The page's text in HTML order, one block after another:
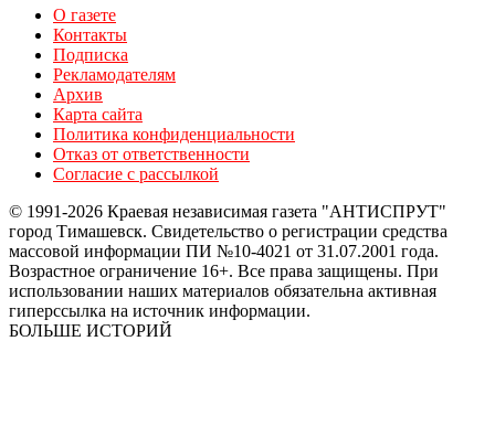
О газете
Контакты
Подписка
Рекламодателям
Архив
Карта сайта
Политика конфиденциальности
Отказ от ответственности
Согласие с рассылкой
© 1991-2026 Краевая независимая газета "АНТИСПРУТ"
город Тимашевск. Свидетельство о регистрации средства
массовой информации ПИ №10-4021 от 31.07.2001 года.
Возрастное ограничение 16+. Все права защищены. При
использовании наших материалов обязательна активная
гиперссылка на источник информации.
БОЛЬШЕ ИСТОРИЙ